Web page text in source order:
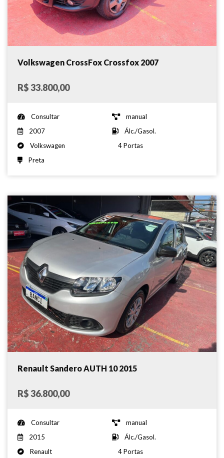
Volkswagen CrossFox Crossfox 2007
R$ 33.800,00
Consultar
manual
2007
Álc./Gasol.
Volkswagen
4 Portas
Preta
Renault Sandero AUTH 10 2015
R$ 36.800,00
Consultar
manual
2015
Álc./Gasol.
Renault
4 Portas